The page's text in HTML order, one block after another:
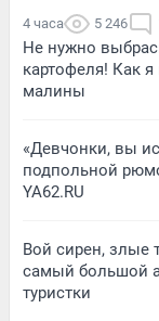
4 часа 5 246
Не нужно
картофеля! Как
малины
«Девчонки, вы
подпольной
YA62.RU
Вой сирен, злые
самый большой
туристки